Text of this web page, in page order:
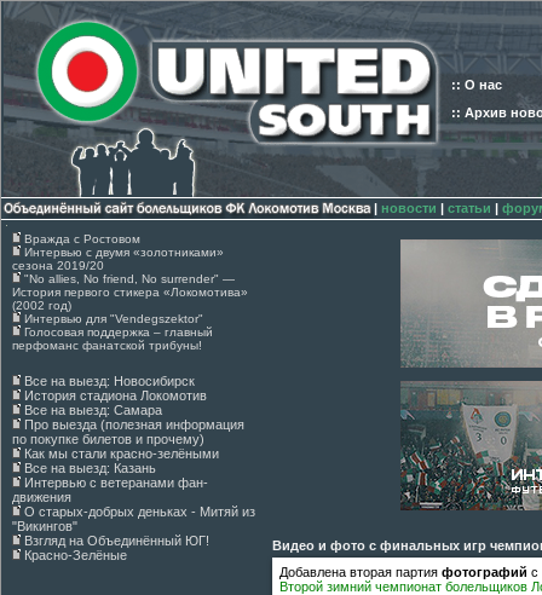
:: О нас
:: Архив
| новости | статьи |
Вражда с Ростовом
Интервью с двумя «золотниками»
сезона 2019/20
"No allies, No friend, No surrender" —
История первого стикера «Локомотива»
(2002 год)
Интервью для "Vendegszektor"
Голосовая поддержка – главный
перфоманс фанатской трибуны!
Все на выезд: Новосибирск
История стадиона Локомотив
Все на выезд: Самара
Про выезда (полезная информация
по покупке билетов и прочему)
Как мы стали красно-зелёными
Все на выезд: Казань
Интервью с ветеранами фан-
движения
О старых-добрых деньках - Митяй из
"Викингов"
Взгляд на Объединённый ЮГ!
Красно-Зелёные
Видео и фото с финальных игр
Добавлена вторая партия фотографий с
Второй зимний чемпионат болельщиков